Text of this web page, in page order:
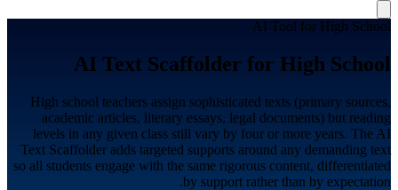
AI Tool for High School
AI Text Scaffolder for High School
High school teachers assign sophisticated texts (primary sources,
academic articles, literary essays, legal documents) but reading
levels in any given class still vary by four or more years. The AI
Text Scaffolder adds targeted supports around any demanding text
so all students engage with the same rigorous content, differentiated
by support rather than by expectation.